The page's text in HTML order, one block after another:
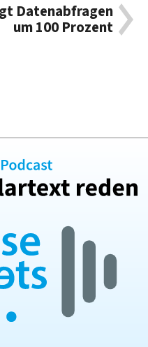
Datenabfragen
um 100 Prozent